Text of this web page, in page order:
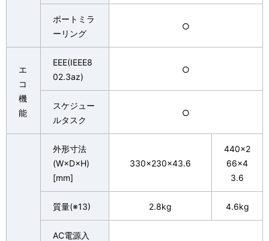
ポートミラ
ーリング
○
エ
コ
機
能
EEE(IEEE8
02.3az)
○
スケジュー
ルタスク
○
外形寸法
(W×D×H)
[mm]
330×230×43.6
440×2
66×4
3.6
質量(※13) 2.8kg 4.6kg
AC電源入